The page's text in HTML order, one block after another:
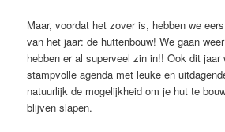
Maar, voordat het zover is, hebben we
van het jaar: de huttenbouw! We gaan
hebben er al superveel zin in!! Ook dit jaar
stampvolle agenda met leuke en
natuurlijk de mogelijkheid om je hut te
blijven slapen.